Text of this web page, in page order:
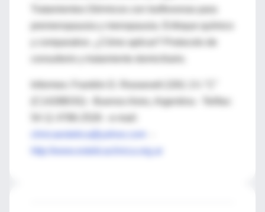
premenopausia y menopausia. Enfoque químico
y comparativo. ¿Cómo aplicar? Protocolo de
(C1428BOG) - Buenos Aires, Argentina - Tel/fax: